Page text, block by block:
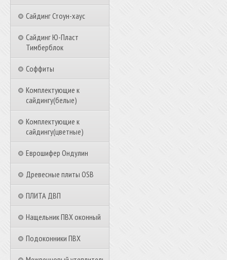
Сайдинг Стоун-хаус
Сайдинг Ю-Пласт
Тимберблок
Соффиты
Комплектующие к
сайдингу(белые)
Комплектующие к
сайдингу(цветные)
Еврошифер Ондулин
Древесные плиты OSB
ПЛИТА ДВП
Нащельник ПВХ оконный
Подоконники ПВХ